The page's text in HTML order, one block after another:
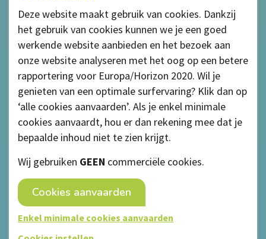
Privacybeleid
Algemene voorwaarden
Deze website maakt gebruik van cookies. Dankzij
het gebruik van cookies kunnen we je een goed
werkende website aanbieden en het bezoek aan
onze website analyseren met het oog op een betere
rapportering voor Europa/Horizon 2020. Wil je
genieten van een optimale surfervaring? Klik dan op
‘alle cookies aanvaarden’. Als je enkel minimale
cookies aanvaardt, hou er dan rekening mee dat je
bepaalde inhoud niet te zien krijgt.
Wij gebruiken GEEN commerciële cookies.
Cookies aanvaarden
Enkel minimale cookies aanvaarden